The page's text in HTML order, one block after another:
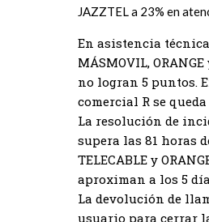
JAZZTEL a 23% en
En asistencia técnica
MÁSMOVIL,
no logran 5 puntos.
comercial R se
La resolución de
supera las 81 horas
TELECABLE y
aproximan a los 5
La devolución de
usuario para cerrar